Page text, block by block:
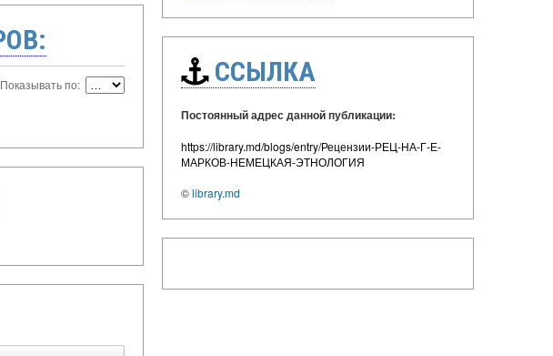
Показывать по: ССЫЛКА
Постоянный адрес данной публикации:
https://library.md/blogs/entry/Рецензии-РЕЦ-НА-Г-Е-
МАРКОВ-НЕМЕЦКАЯ-ЭТНОЛОГИЯ
©library.md